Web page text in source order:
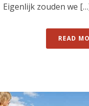
Eigenlijk zouden we
READ